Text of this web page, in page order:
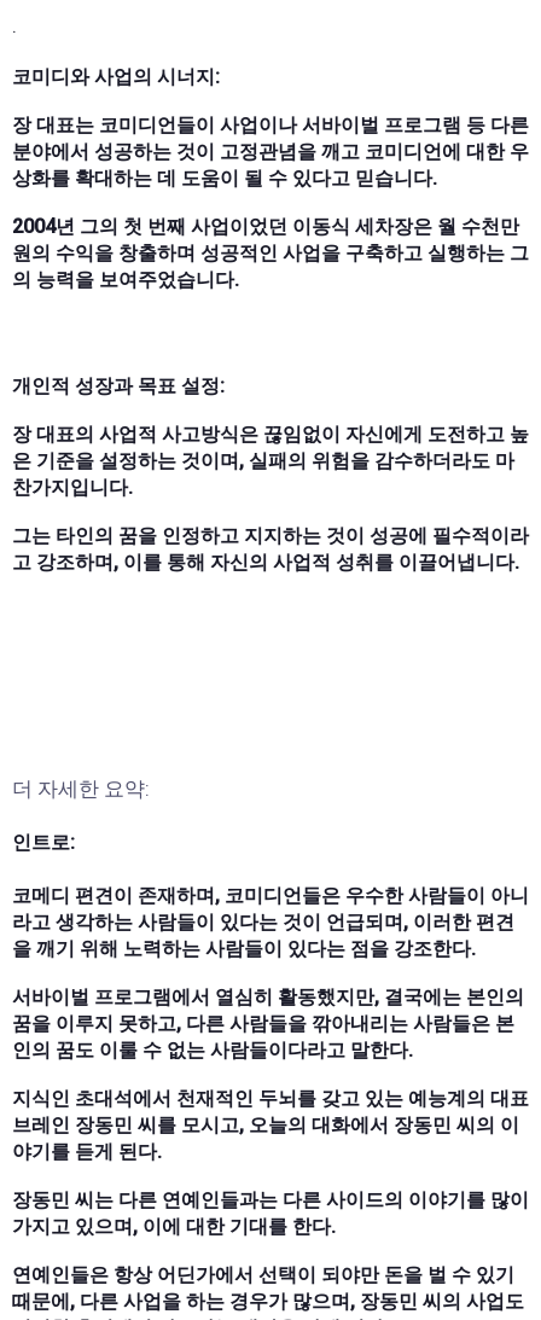
.
코미디와 사업의 시너지:
장 대표는 코미디언들이 사업이나 서바이벌 프로그램 등 다른
분야에서 성공하는 것이 고정관념을 깨고 코미디언에 대한 우
상화를 확대하는 데 도움이 될 수 있다고 믿습니다.
2004년 그의 첫 번째 사업이었던 이동식 세차장은 월 수천만
원의 수익을 창출하며 성공적인 사업을 구축하고 실행하는 그
의 능력을 보여주었습니다.
개인적 성장과 목표 설정:
장 대표의 사업적 사고방식은 끊임없이 자신에게 도전하고 높
은 기준을 설정하는 것이며, 실패의 위험을 감수하더라도 마
찬가지입니다.
그는 타인의 꿈을 인정하고 지지하는 것이 성공에 필수적이라
고 강조하며, 이를 통해 자신의 사업적 성취를 이끌어냅니다.
더 자세한 요약:
인트로:
코메디 편견이 존재하며, 코미디언들은 우수한 사람들이 아니
라고 생각하는 사람들이 있다는 것이 언급되며, 이러한 편견
을 깨기 위해 노력하는 사람들이 있다는 점을 강조한다.
서바이벌 프로그램에서 열심히 활동했지만, 결국에는 본인의
꿈을 이루지 못하고, 다른 사람들을 깎아내리는 사람들은 본
인의 꿈도 이룰 수 없는 사람들이다라고 말한다.
지식인 초대석에서 천재적인 두뇌를 갖고 있는 예능계의 대표
브레인 장동민 씨를 모시고, 오늘의 대화에서 장동민 씨의 이
야기를 듣게 된다.
장동민 씨는 다른 연예인들과는 다른 사이드의 이야기를 많이
가지고 있으며, 이에 대한 기대를 한다.
연예인들은 항상 어딘가에서 선택이 되야만 돈을 벌 수 있기
때문에, 다른 사업을 하는 경우가 많으며, 장동민 씨의 사업도